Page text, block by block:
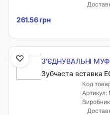
261.56 грн
З'ЄДНУВАЛЬНІ
Зубчаста вставка
Код
Артикул: